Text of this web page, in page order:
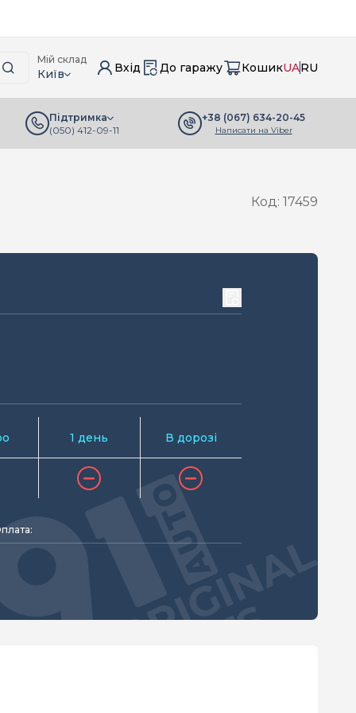
Мій склад
Київ Вхід До гаражу КошикUARU
Підтримка
(050) 412-09-11
+38 (067) 634-20-45
Написати на Viber
Код: 17459
1 день В дорозі